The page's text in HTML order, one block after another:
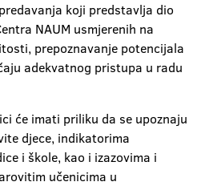
koji predstavlja dio
NAUM usmjerenih na
prepoznavanje potencijala
adekvatnog pristupa u radu
će imati priliku da se upoznaju
djece, indikatorima
i škole, kao i izazovima i
učenicima u